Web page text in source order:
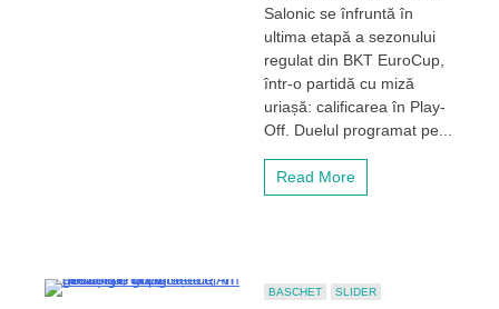
și
Aris
se
pentru
Salonic se înfruntă în
ultima etapă a sezonului
regulat din BKT EuroCup,
într-o partidă cu miză
uriașă: calificarea în Play-
Off. Duelul programat pe...
Read More
BASCHET SLIDER